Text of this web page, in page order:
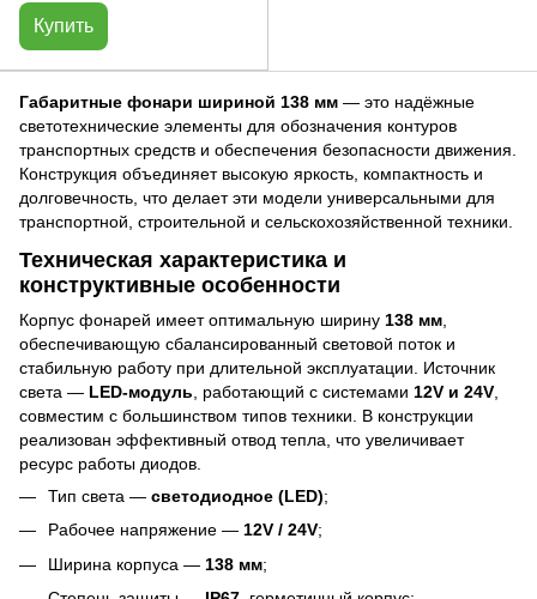
Купить
Габаритные фонари шириной 138 мм — это надёжные
светотехнические элементы для обозначения контуров
транспортных средств и обеспечения безопасности движения.
Конструкция объединяет высокую яркость, компактность и
долговечность, что делает эти модели универсальными для
транспортной, строительной и сельскохозяйственной техники.
Техническая характеристика и
конструктивные особенности
Корпус фонарей имеет оптимальную ширину 138 мм
обеспечивающую сбалансированный световой поток и
стабильную работу при длительной эксплуатации. Источник
света — LED-модуль , работающий с системами 12V и 24V
совместим с большинством типов техники. В конструкции
реализован эффективный отвод тепла, что увеличивает
ресурс работы диодов.
Тип света — светодиодное (LED);
Рабочее напряжение — 12V / 24V;
Ширина корпуса — 138 мм;